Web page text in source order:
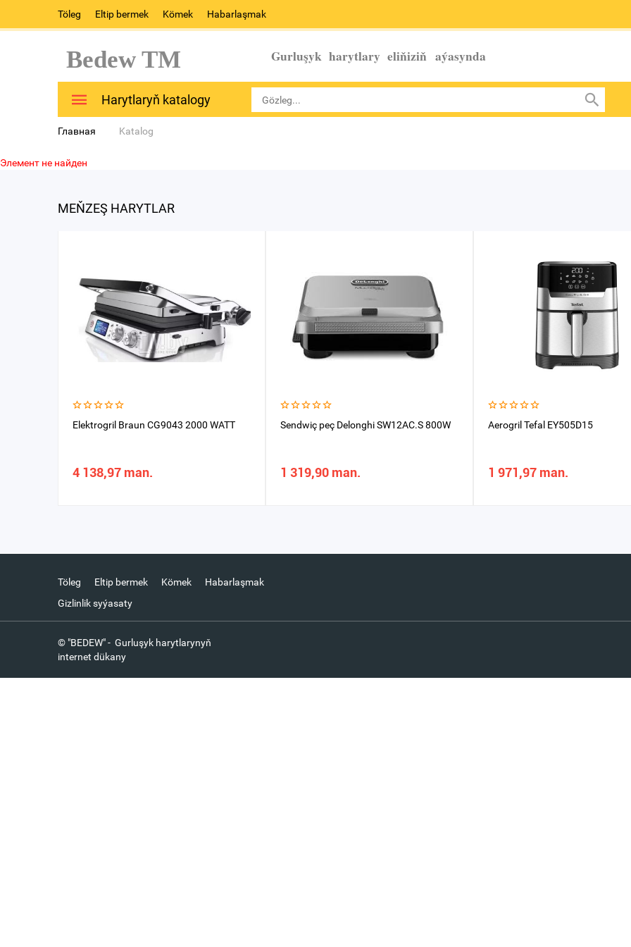
Töleg Eltip bermek Kömek Habarlaşmak
Bedew TM Gurluşyk harytlary eliňiziň aýasynda
Harytlaryň katalogy
Главная Katalog
Элемент не найден
MEŇZEŞ HARYTLAR
Elektrogril Braun CG9043 2000 WATT
4 138,97 man.
Sendwiç peç Delonghi SW12AC.S 800W
1 319,90 man.
Aerogril Tefal EY505D15
1 971,97 man.
Töleg Eltip bermek Kömek
Habarlaşmak
Gizlinlik syýasaty
© "BEDEW" - Gurluşyk harytlarynyň
internet dükany